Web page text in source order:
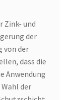
Zink- und
der
von der
dass die
Anwendung
der